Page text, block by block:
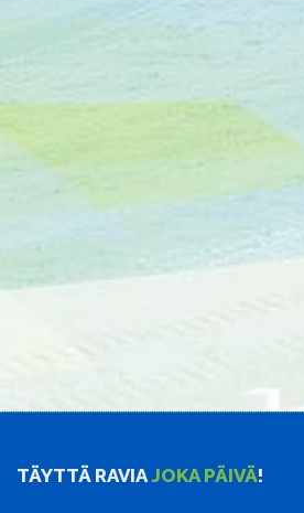
TÄYTTÄ RAVIAJOKA PÄIVÄ!